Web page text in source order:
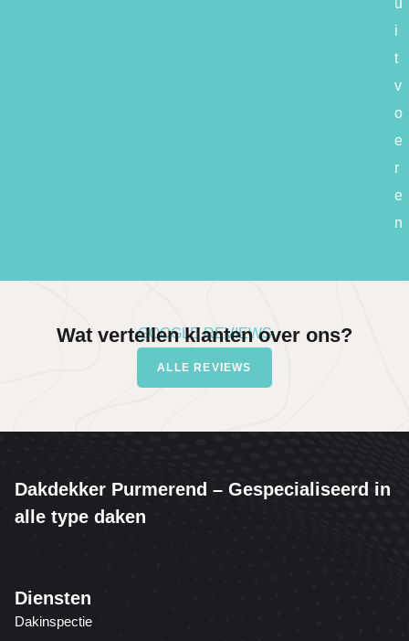
i
t
v
o
e
r
e
n
GOOGLE REVIEWS
Wat vertellen klanten over ons?
ALLE REVIEWS
Dakdekker Purmerend – Gespecialiseerd in
alle type daken
Diensten
Dakinspectie